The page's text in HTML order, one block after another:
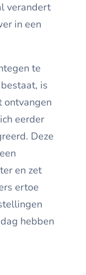
verandert
in een
te
is
ontvangen
eerder
Deze
en zet
ertoe
hebben